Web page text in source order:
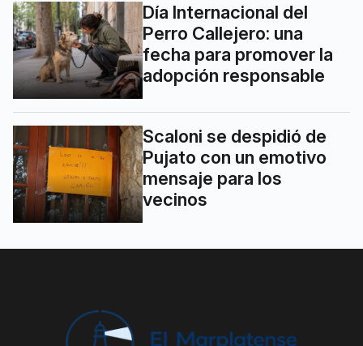
Día Internacional del
Perro Callejero: una
fecha para promover la
adopción responsable
Scaloni se despidió de
Pujato con un emotivo
mensaje para los
vecinos